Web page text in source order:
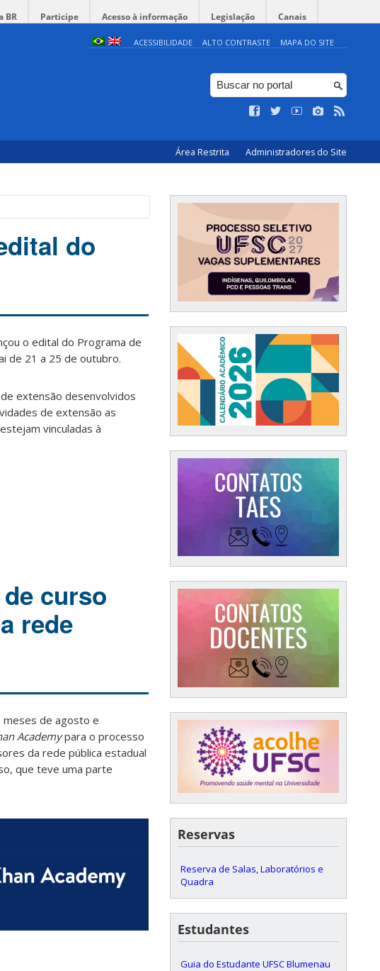
BR Participe Acesso à informação Legislação Canais
ACESSIBILIDADE ALTO CONTRASTE MAPA DO SITE
Área Restrita Administradores do Site
do
o edital do Programa de
de 21 a 25 de outubro.
extensão desenvolvidos
de extensão as
vinculadas à
curso
rede
meses de agosto e
Academypara o processo
da rede pública estadual
que teve uma parte
Reservas
Reserva de Salas, Laboratórios e
Quadra
Estudantes
Guia do Estudante UFSC Blumenau